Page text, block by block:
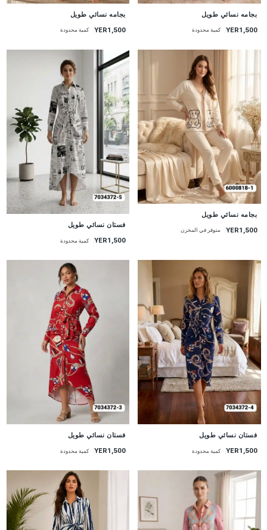
بجامه نسائي طويل
YER1,500 كمية محدودة
بجامه نسائي طويل
YER1,500 كمية محدودة
بجامه نسائي طويل
YER1,500 متوفر في المخزن
فستان نسائي طويل
YER1,500 كمية محدودة
جديد
فستان نسائي طويل
YER1,500 كمية محدودة
جديد
فستان نسائي طويل
YER1,500 كمية محدودة